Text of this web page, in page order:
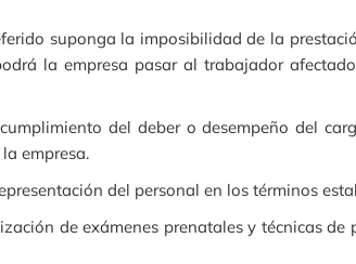
suponga la imposibilidad de la
la empresa pasar al trabajador
del deber o desempeño del
empresa.
del personal en los términos
de exámenes prenatales y técnicas